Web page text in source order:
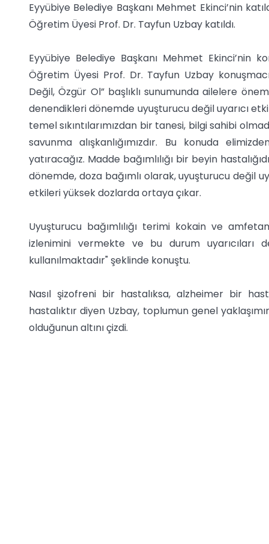
Eyyübiye Belediye Başkanı Mehmet Ekinci’nin
Öğretim Üyesi Prof. Dr. Tayfun Uzbay katıldı.
Eyyübiye Belediye Başkanı Mehmet Ekinci’nin
Öğretim Üyesi Prof. Dr. Tayfun Uzbay
Değil, Özgür Ol” başlıklı sunumunda ailelere
denendikleri dönemde uyuşturucu değil uyarıcı
temel sıkıntılarımızdan bir tanesi, bilgi sahibi
savunma alışkanlığımızdır. Bu konuda
yatıracağız. Madde bağımlılığı bir beyin
dönemde, doza bağımlı olarak, uyuşturucu değil
etkileri yüksek dozlarda ortaya çıkar.
Uyuşturucu bağımlılığı terimi kokain ve
izlenimini vermekte ve bu durum uyarıcıları
kullanılmaktadır" şeklinde konuştu.
Nasıl şizofreni bir hastalıksa, alzheimer bir
hastalıktır diyen Uzbay, toplumun genel
olduğunun altını çizdi.